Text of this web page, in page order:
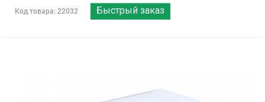
Код товара: 22032 Быстрый заказ